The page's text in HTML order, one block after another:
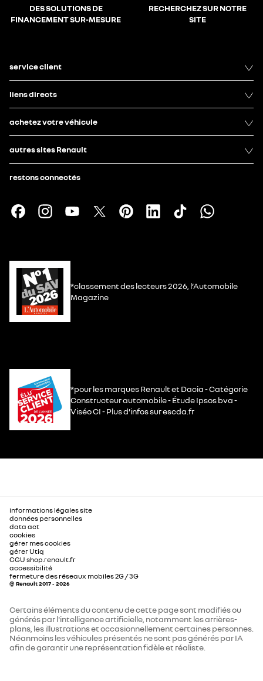
DES SOLUTIONS DE
FINANCEMENT SUR-MESURE
RECHERCHEZ SUR NOTRE
SITE
service client
liens directs
achetez votre véhicule
autres sites Renault
restons connectés
*classement des lecteurs 2026, l’Automobile
Magazine
*pour les marques Renault et Dacia - Catégorie
Constructeur automobile - Étude Ipsos bva -
Viséo CI - Plus d’infos sur escda.fr
informations légales site
données personnelles
data act
cookies
gérer mes cookies
gérer Utiq
CGU shop.renault.fr
accessibilité
fermeture des réseaux mobiles 2G / 3G
© Renault 2017 - 2026
Certains éléments du contenu de cette page sont modifiés ou
générés par l'intelligence artificielle, notamment les arrières-
plans, les illustrations et occasionnellement certaines personnes.
Néanmoins les véhicules présentés ne sont pas générés par IA
afin de garantir une représentation fidèle et réaliste.